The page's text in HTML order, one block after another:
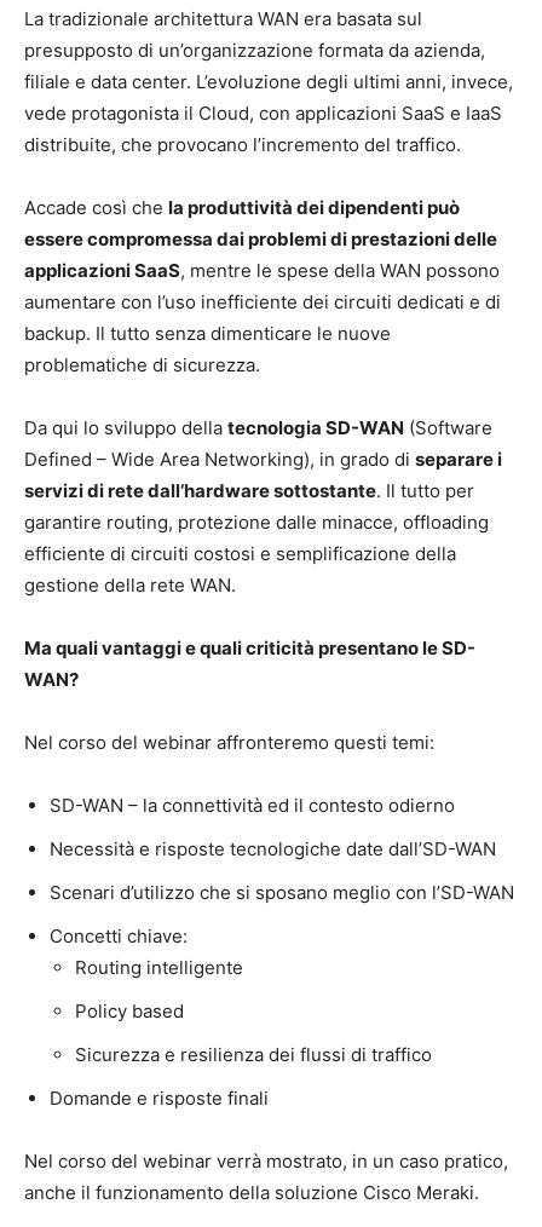
La tradizionale architettura WAN era basata sul
presupposto di un’organizzazione formata da azienda,
filiale e data center. L’evoluzione degli ultimi anni, invece,
vede protagonista il Cloud, con applicazioni SaaS e IaaS
distribuite, che provocano l’incremento del traffico.
Accade così che la produttività dei dipendenti può
essere compromessa dai problemi di prestazioni delle
applicazioni SaaS, mentre le spese della WAN possono
aumentare con l’uso inefficiente dei circuiti dedicati e di
backup. Il tutto senza dimenticare le nuove
problematiche di sicurezza.
Da qui lo sviluppo della tecnologia SD-WAN (Software
Defined – Wide Area Networking), in grado di separare i
servizi di rete dall’hardware sottostante. Il tutto per
garantire routing, protezione dalle minacce, offloading
efficiente di circuiti costosi e semplificazione della
gestione della rete WAN.
Ma quali vantaggi e quali criticità presentano le SD-
WAN?
Nel corso del webinar affronteremo questi temi:
SD-WAN – la connettività ed il contesto odierno
Necessità e risposte tecnologiche date dall’SD-WAN
Scenari d’utilizzo che si sposano meglio con l’SD-WAN
Concetti chiave:
Routing intelligente
Policy based
Sicurezza e resilienza dei flussi di traffico
Domande e risposte finali
Nel corso del webinar verrà mostrato, in un caso pratico,
anche il funzionamento della soluzione Cisco Meraki.